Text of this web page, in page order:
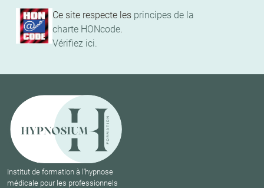
Ce site respecte les principes de la
charte HONcode.
Vérifiez ici.
Institut de formation à l'hypnose
médicale pour les professionnels